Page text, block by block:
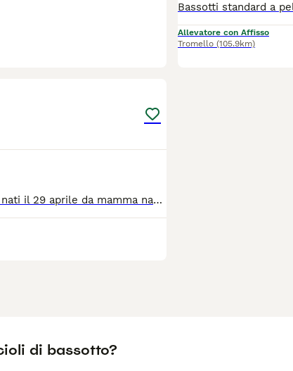
Allevatore con Affisso
Tromello (105.9km)
Questi meravigliosi esemplari sono nati il 29 aprile da mamma nano Arlecchino choco e papà kaninchen choco pluripremiato campione di bellezza. I piccolini ( 2 maschi Arlecchino choco, 1 choco e 1 femmina choco) verranno venduti con vaccino, microchip, sverminati e, soprattutto, con ottimo PEDIGREE ENCI. I genitori hanno DNA depositato.
di bassotto?